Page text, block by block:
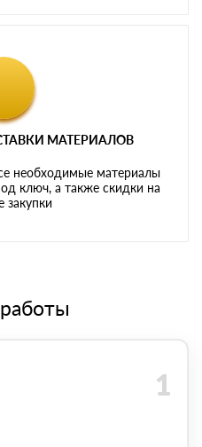
МАТЕРИАЛОВ
необходимые материалы
ключ, а также скидки на
закупки